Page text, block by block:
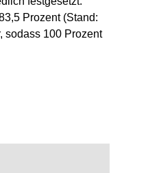
Prozent (Stand:
sodass 100 Prozent